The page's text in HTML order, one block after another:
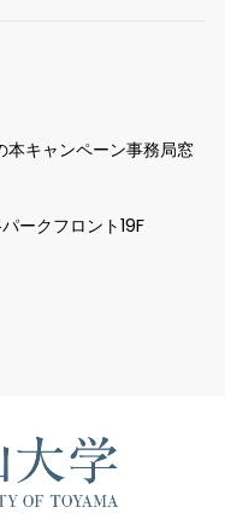
本キャンペーン事務局窓
ークフロント19F